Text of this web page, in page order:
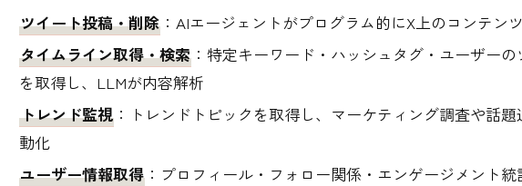
ツイート投稿・削除 ：AIエージェントがプログラム的にX上のコンテン
タイムライン取得・検索 ：特定キーワード・ハッシュタグ・ユーザーの
を取得し、LLMが内容解析
トレンド監視 ：トレンドトピックを取得し、マーケティング調査や話題
動化
ユーザー情報取得 ：プロフィール・フォロー関係・エンゲージメント統